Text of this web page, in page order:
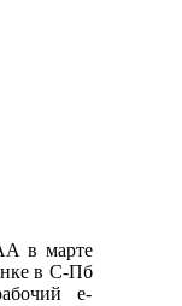
в марте
в С-Пб
e-